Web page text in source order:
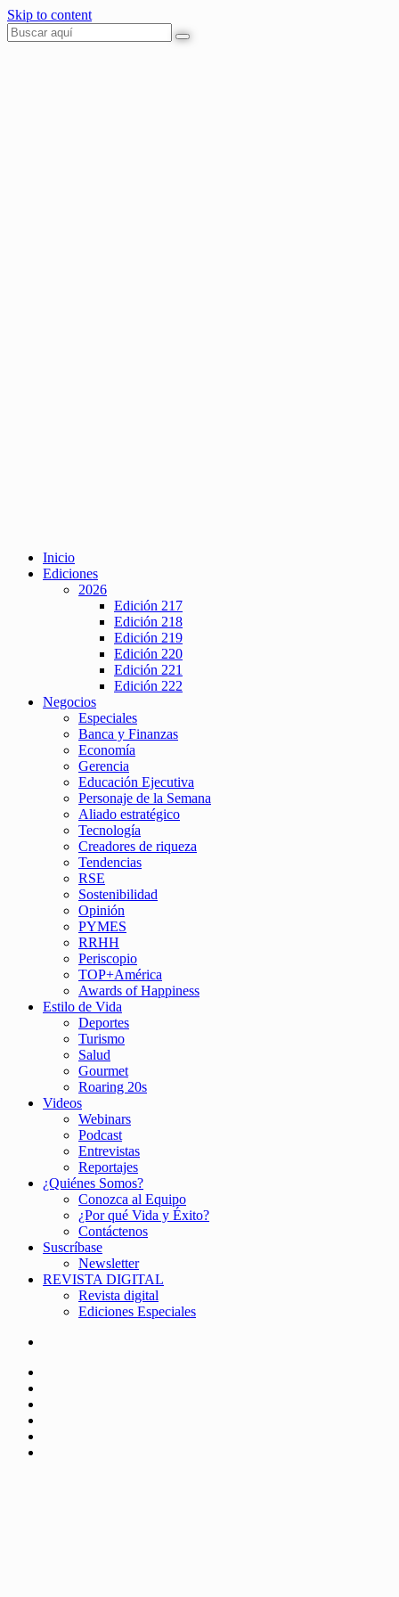
Skip to content
Inicio
Ediciones
2026
Edición 217
Edición 218
Edición 219
Edición 220
Edición 221
Edición 222
Negocios
Especiales
Banca y Finanzas
Economía
Gerencia
Educación Ejecutiva
Personaje de la Semana
Aliado estratégico
Tecnología
Creadores de riqueza
Tendencias
RSE
Sostenibilidad
Opinión
PYMES
RRHH
Periscopio
TOP+América
Awards of Happiness
Estilo de Vida
Deportes
Turismo
Salud
Gourmet
Roaring 20s
Videos
Webinars
Podcast
Entrevistas
Reportajes
¿Quiénes Somos?
Conozca al Equipo
¿Por qué Vida y Éxito?
Contáctenos
Suscríbase
Newsletter
REVISTA DIGITAL
Revista digital
Ediciones Especiales